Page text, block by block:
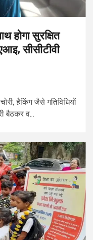
सुरक्षित
सीसीटीवी
हैकिंग जैसे गतिविधियों
बैठकर व...